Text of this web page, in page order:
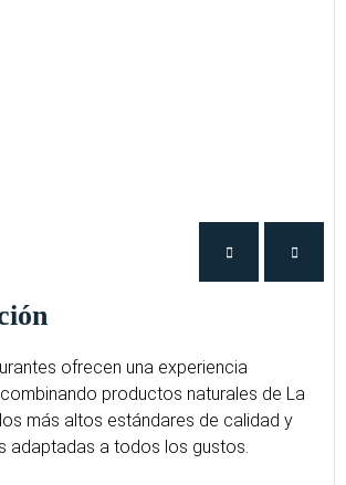
ofrecen una experiencia
productos naturales de La
más altos estándares de calidad y
adaptadas a todos los gustos.